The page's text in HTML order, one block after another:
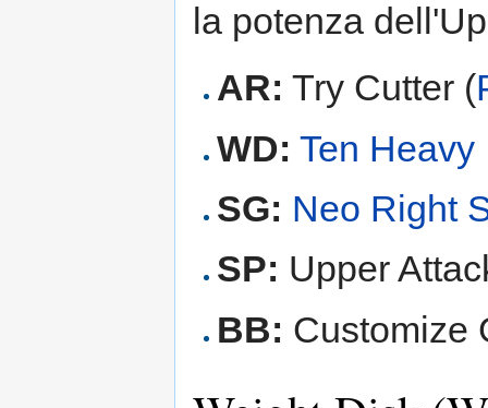
la potenza
AR: Try Cutter (
WD: Ten Heavy
SG: Neo Right
SP: Upper
BB: Customize